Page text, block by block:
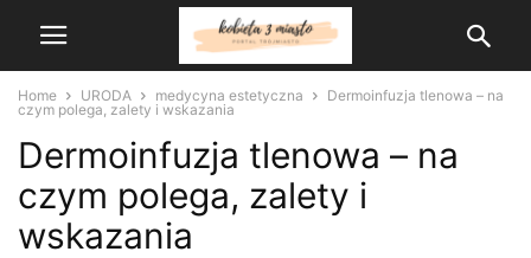
Home URODA medycyna estetyczna
Dermoinfuzja tlenowa – na
czym polega, zalety i wskazania
Dermoinfuzja tlenowa – na
czym polega, zalety i
wskazania